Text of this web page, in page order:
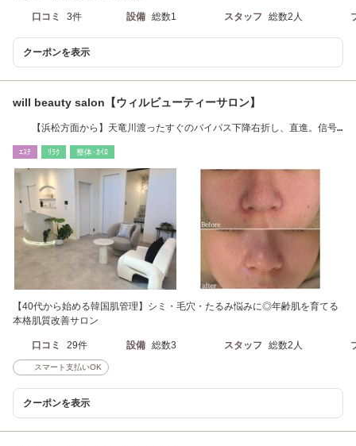
口コミ 3件 設備 総数1 スタッフ 総数2人
クーポンを表示
will beauty salon【ウィルビューティーサロン】
【浜松方面から】天竜川渡ったすぐのバイパス下降右折し、直進。信号
ｴｽﾃ ﾘﾗｸ 整体･ｶｲﾛ
【40代から始める韓国肌管理】シミ・毛穴・たるみ悩みに◎年齢肌を育てる
本格肌質改善サロン
口コミ 29件 設備 総数3 スタッフ 総数2人
スマート支払いOK
クーポンを表示